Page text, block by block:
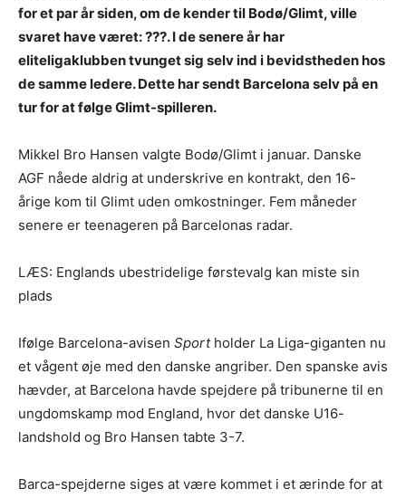
for et par år siden, om de kender til Bodø/Glimt, ville
svaret have været: ???. I de senere år har
eliteligaklubben tvunget sig selv ind i bevidstheden hos
de samme ledere. Dette har sendt Barcelona selv på en
tur for at følge Glimt-spilleren.
Mikkel Bro Hansen valgte Bodø/Glimt i januar. Danske
AGF nåede aldrig at underskrive en kontrakt, den 16-
årige kom til Glimt uden omkostninger. Fem måneder
senere er teenageren på Barcelonas radar.
LÆS: Englands ubestridelige førstevalg kan miste sin
plads
Ifølge Barcelona-avisen Sportholder La Liga-giganten nu
et vågent øje med den danske angriber. Den spanske avis
hævder, at Barcelona havde spejdere på tribunerne til en
ungdomskamp mod England, hvor det danske U16-
landshold og Bro Hansen tabte 3-7.
Barca-spejderne siges at være kommet i et ærinde for at